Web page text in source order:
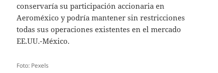
conservaría su participación accionaria en
Aeroméxico y podría mantener sin restricciones
todas sus operaciones existentes en el mercado
EE.UU.-México.
Foto: Pexels